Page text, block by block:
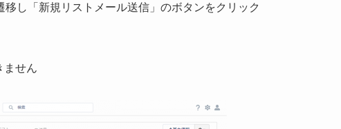
し「新規リストメール送信」のボタンをクリック
ません